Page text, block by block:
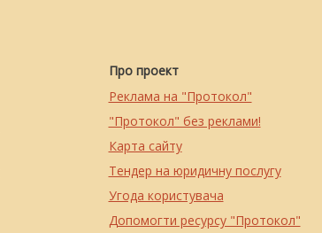
Про проект
Реклама на "Протокол"
"Протокол" без реклами!
Карта сайту
Тендер на юридичну послугу
Угода користувача
Допомогти ресурсу "Протокол"